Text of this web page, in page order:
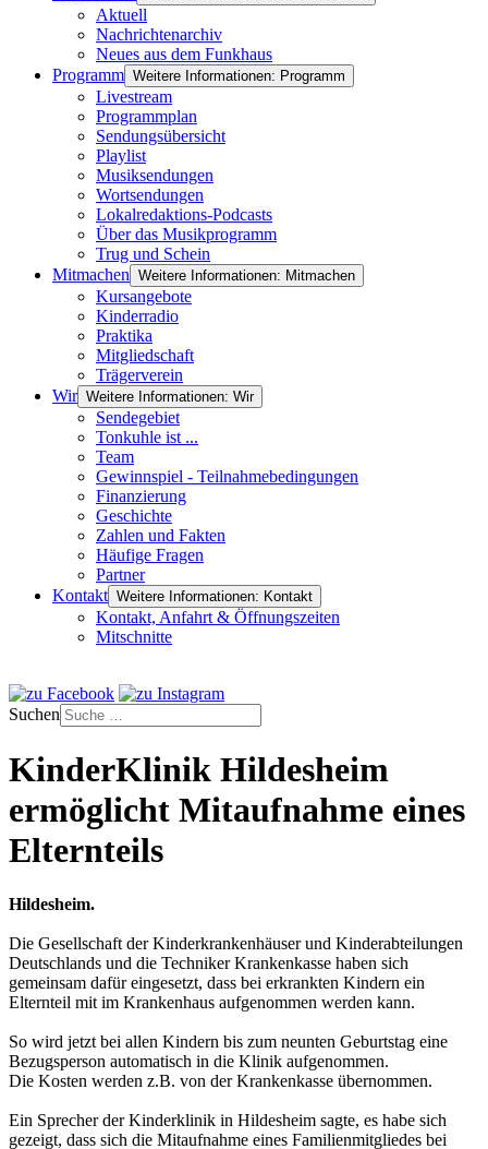
Aktuell
Nachrichtenarchiv
Neues aus dem Funkhaus
Programm Weitere Informationen: Programm
Livestream
Programmplan
Sendungsübersicht
Playlist
Musiksendungen
Wortsendungen
Lokalredaktions-Podcasts
Über das Musikprogramm
Trug und Schein
Mitmachen Weitere Informationen: Mitmachen
Kursangebote
Kinderradio
Praktika
Mitgliedschaft
Trägerverein
Wir Weitere Informationen: Wir
Sendegebiet
Tonkuhle ist ...
Team
Gewinnspiel - Teilnahmebedingungen
Finanzierung
Geschichte
Zahlen und Fakten
Häufige Fragen
Partner
Kontakt Weitere Informationen: Kontakt
Kontakt, Anfahrt & Öffnungszeiten
Mitschnitte
Suchen
KinderKlinik Hildesheim
ermöglicht Mitaufnahme eines
Elternteils
Hildesheim.
Die Gesellschaft der Kinderkrankenhäuser und Kinderabteilungen
Deutschlands und die Techniker Krankenkasse haben sich
gemeinsam dafür eingesetzt, dass bei erkrankten Kindern ein
Elternteil mit im Krankenhaus aufgenommen werden kann.
So wird jetzt bei allen Kindern bis zum neunten Geburtstag eine
Bezugsperson automatisch in die Klinik aufgenommen.
Die Kosten werden z.B. von der Krankenkasse übernommen.
Ein Sprecher der Kinderklinik in Hildesheim sagte, es habe sich
gezeigt, dass sich die Mitaufnahme eines Familienmitgliedes bei